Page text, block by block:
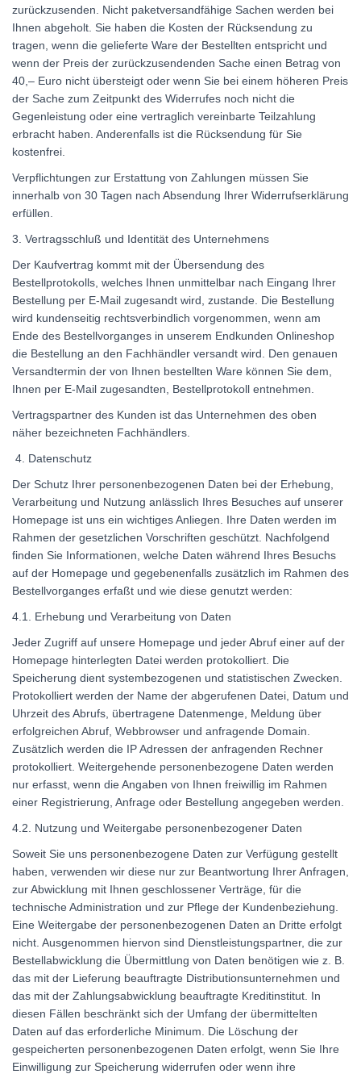
zurückzusenden. Nicht paketversandfähige Sachen werden bei
Ihnen abgeholt. Sie haben die Kosten der Rücksendung zu
tragen, wenn die gelieferte Ware der Bestellten entspricht und
wenn der Preis der zurückzusendenden Sache einen Betrag von
40,– Euro nicht übersteigt oder wenn Sie bei einem höheren Preis
der Sache zum Zeitpunkt des Widerrufes noch nicht die
Gegenleistung oder eine vertraglich vereinbarte Teilzahlung
erbracht haben. Anderenfalls ist die Rücksendung für Sie
kostenfrei.
Verpflichtungen zur Erstattung von Zahlungen müssen Sie
innerhalb von 30 Tagen nach Absendung Ihrer Widerrufserklärung
erfüllen.
3. Vertragsschluß und Identität des Unternehmens
Der Kaufvertrag kommt mit der Übersendung des
Bestellprotokolls, welches Ihnen unmittelbar nach Eingang Ihrer
Bestellung per E-Mail zugesandt wird, zustande. Die Bestellung
wird kundenseitig rechtsverbindlich vorgenommen, wenn am
Ende des Bestellvorganges in unserem Endkunden Onlineshop
die Bestellung an den Fachhändler versandt wird. Den genauen
Versandtermin der von Ihnen bestellten Ware können Sie dem,
Ihnen per E-Mail zugesandten, Bestellprotokoll entnehmen.
Vertragspartner des Kunden ist das Unternehmen des oben
näher bezeichneten Fachhändlers.
4. Datenschutz
Der Schutz Ihrer personenbezogenen Daten bei der Erhebung,
Verarbeitung und Nutzung anlässlich Ihres Besuches auf unserer
Homepage ist uns ein wichtiges Anliegen. Ihre Daten werden im
Rahmen der gesetzlichen Vorschriften geschützt. Nachfolgend
finden Sie Informationen, welche Daten während Ihres Besuchs
auf der Homepage und gegebenenfalls zusätzlich im Rahmen des
Bestellvorganges erfaßt und wie diese genutzt werden:
4.1. Erhebung und Verarbeitung von Daten
Jeder Zugriff auf unsere Homepage und jeder Abruf einer auf der
Homepage hinterlegten Datei werden protokolliert. Die
Speicherung dient systembezogenen und statistischen Zwecken.
Protokolliert werden der Name der abgerufenen Datei, Datum und
Uhrzeit des Abrufs, übertragene Datenmenge, Meldung über
erfolgreichen Abruf, Webbrowser und anfragende Domain.
Zusätzlich werden die IP Adressen der anfragenden Rechner
protokolliert. Weitergehende personenbezogene Daten werden
nur erfasst, wenn die Angaben von Ihnen freiwillig im Rahmen
einer Registrierung, Anfrage oder Bestellung angegeben werden.
4.2. Nutzung und Weitergabe personenbezogener Daten
Soweit Sie uns personenbezogene Daten zur Verfügung gestellt
haben, verwenden wir diese nur zur Beantwortung Ihrer Anfragen,
zur Abwicklung mit Ihnen geschlossener Verträge, für die
technische Administration und zur Pflege der Kundenbeziehung.
Eine Weitergabe der personenbezogenen Daten an Dritte erfolgt
nicht. Ausgenommen hiervon sind Dienstleistungspartner, die zur
Bestellabwicklung die Übermittlung von Daten benötigen wie z. B.
das mit der Lieferung beauftragte Distributionsunternehmen und
das mit der Zahlungsabwicklung beauftragte Kreditinstitut. In
diesen Fällen beschränkt sich der Umfang der übermittelten
Daten auf das erforderliche Minimum. Die Löschung der
gespeicherten personenbezogenen Daten erfolgt, wenn Sie Ihre
Einwilligung zur Speicherung widerrufen oder wenn ihre